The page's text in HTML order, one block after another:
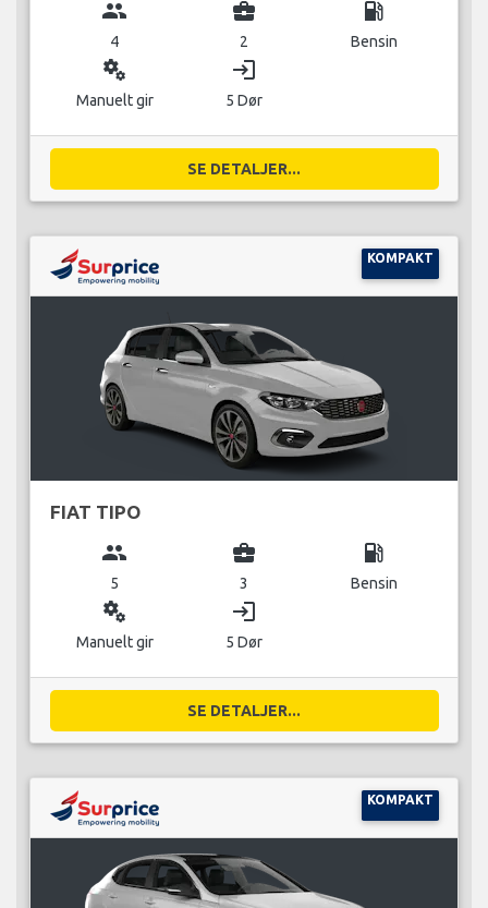
group
4
business_center
2
local_gas_station
Bensin
miscellaneous_services
Manuelt gir
login
5 Dør
SE DETALJER...
KOMPAKT
FIAT TIPO
group
5
business_center
3
local_gas_station
Bensin
miscellaneous_services
Manuelt gir
login
5 Dør
SE DETALJER...
KOMPAKT